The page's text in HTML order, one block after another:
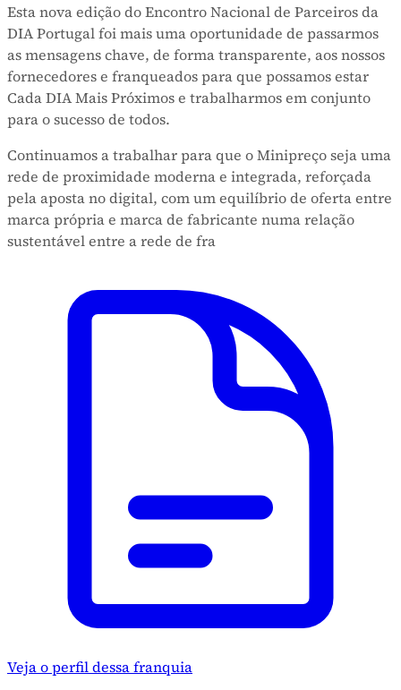
Esta nova edição do Encontro Nacional de Parceiros da
DIA Portugal foi mais uma oportunidade de passarmos
as mensagens chave, de forma transparente, aos nossos
fornecedores e franqueados para que possamos estar
Cada DIA Mais Próximos e trabalharmos em conjunto
para o sucesso de todos.
Continuamos a trabalhar para que o Minipreço seja uma
rede de proximidade moderna e integrada, reforçada
pela aposta no digital, com um equilíbrio de oferta entre
marca própria e marca de fabricante numa relação
sustentável entre a rede de fra
Veja o perfil dessa franquia